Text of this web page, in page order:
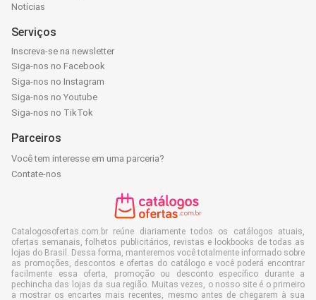
Notícias
Serviços
Inscreva-se na newsletter
Siga-nos no Facebook
Siga-nos no Instagram
Siga-nos no Youtube
Siga-nos no TikTok
Parceiros
Você tem interesse em uma parceria?
Contate-nos
Catalogosofertas.com.br reúne diariamente todos os catálogos atuais,
ofertas semanais, folhetos publicitários, revistas e lookbooks de todas as
lojas do Brasil. Dessa forma, manteremos você totalmente informado sobre
as promoções, descontos e ofertas do catálogo e você poderá encontrar
facilmente essa oferta, promoção ou desconto específico durante a
pechincha das lojas da sua região. Muitas vezes, o nosso site é o primeiro
a mostrar os encartes mais recentes, mesmo antes de chegarem à sua